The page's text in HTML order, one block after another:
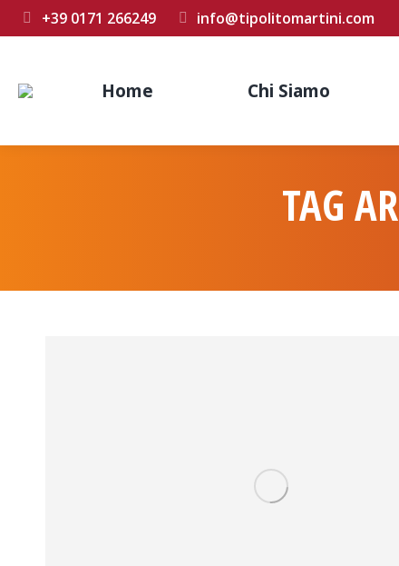
+39 0171 266249 info@tipolitomartini.com
Home Chi Siamo
TAG